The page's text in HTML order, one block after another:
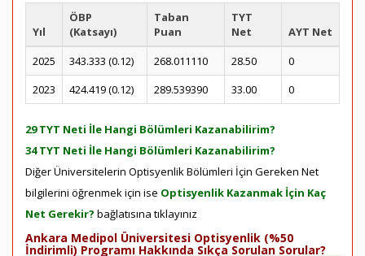
Yıl
ÖBP
(Katsayı)
Taban
Puan
TYT
Net
AYT Net
2025
343.333 (0.12) 268.011110 28.50
0
2023
424.419 (0.12) 289.539390 33.00 0
29 TYT Neti İle Hangi Bölümleri Kazanabilirim?
34 TYT Neti İle Hangi Bölümleri Kazanabilirim?
Diğer Üniversitelerin Optisyenlik Bölümleri İçin Gereken Net
bilgilerini öğrenmek için ise Optisyenlik Kazanmak İçin Kaç
Net Gerekir? bağlatısına tıklayınız
Ankara Medipol Üniversitesi Optisyenlik (%50
İndirimli) Programı Hakkında Sıkça Sorulan Sorular?